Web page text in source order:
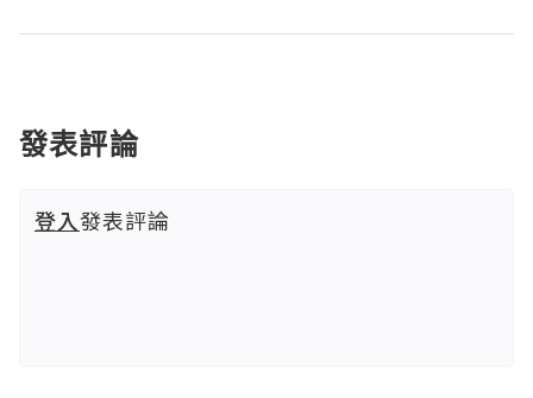
發表評論
登入發表評論